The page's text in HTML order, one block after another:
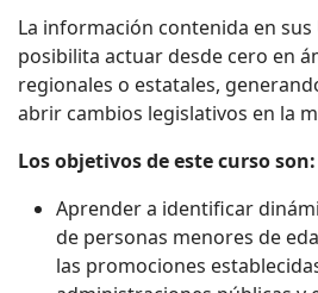
La información contenida en
posibilita actuar desde cero en
regionales o estatales,
abrir cambios legislativos en la
Los objetivos de este curso son:
Aprender a identificar
de personas menores de
las promociones